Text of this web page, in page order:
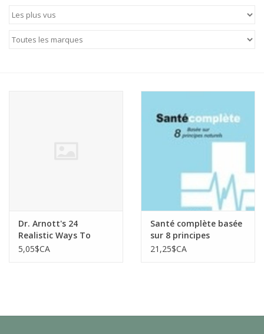
Dr. Arnott's 24
Realistic Ways To
ImproveYour Health
5,05$CA
Santé complète basée
sur 8 principes
naturels
21,25$CA